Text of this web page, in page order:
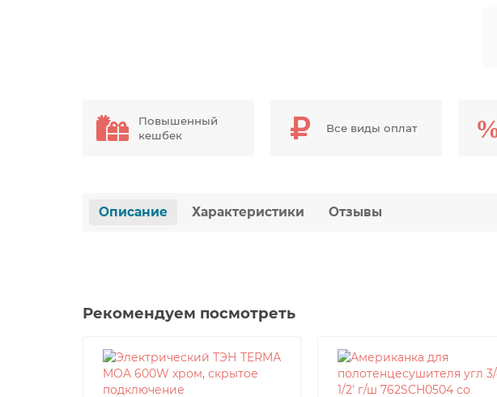
Повышенный
кешбек
Все виды оплат
Описание Характеристики Отзывы
Рекомендуем посмотреть